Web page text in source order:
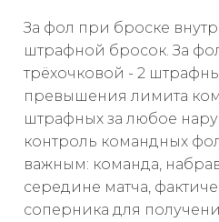
За фол при броске
штрафной бросок. За
трёхочковой - 2
превышения лимита
штрафных за любое
контроль командных
важным: команда,
середине матча,
соперника для